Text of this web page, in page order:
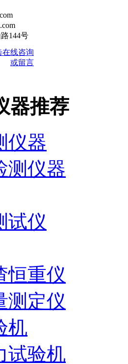
144号
器推荐
仪器
测仪器
试仪
恒重仪
测定仪
机
试验机